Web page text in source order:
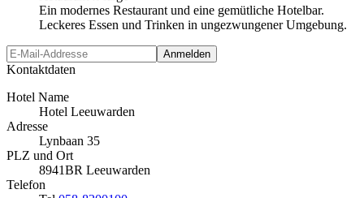
Ein modernes Restaurant und eine gemütliche Hotelbar.
Leckeres Essen und Trinken in ungezwungener Umgebung.
Anmelden
Kontaktdaten
Hotel Name
Hotel Leeuwarden
Adresse
Lynbaan 35
PLZ und Ort
8941BR Leeuwarden
Telefon